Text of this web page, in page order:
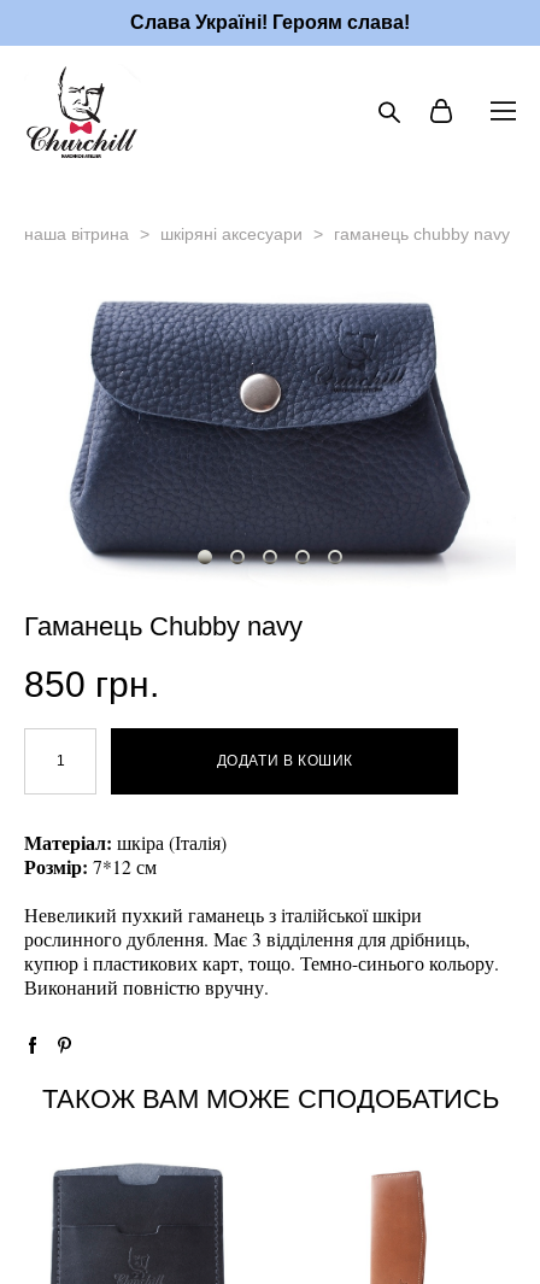
Слава Україні! Героям слава!
наша вітрина > шкіряні аксесуари > гаманець chubby navy
Гаманець Chubby navy
850 грн.
ДОДАТИ В КОШИК
Матеріал: шкіра (Італія)
Розмір: 7*12 см
Невеликий пухкий гаманець з італійської шкіри
рослинного дублення. Має 3 відділення для дрібниць,
купюр і пластикових карт, тощо. Темно-синього кольору.
Виконаний повністю вручну.
ТАКОЖ ВАМ МОЖЕ СПОДОБАТИСЬ